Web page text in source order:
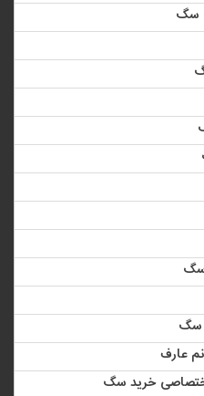
سگ
سگ
سگ
عارف
خرید سگ